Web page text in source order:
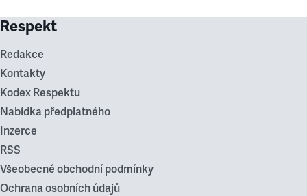
Respekt
Redakce
Kontakty
Kodex Respektu
Nabídka předplatného
Inzerce
RSS
Všeobecné obchodní podmínky
Ochrana osobních údajů